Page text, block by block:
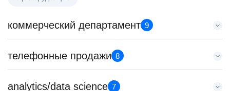
коммерческий департамент 9
Старший аналитик клиентской эффективности
HeadHunter::Коммерческий департамент
з/п не указана
телефонные продажи 8
Менеджер по продажам в сегменте среднего и крупного
analytics/data science 7